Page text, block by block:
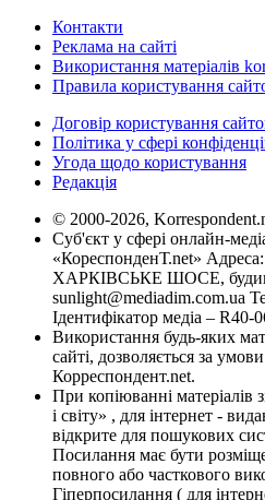
Контакти
Реклама на сайті
Використання матеріалів
Правила користування
Договір користування
Політика у сфері
Угода щодо користування
Редакція
© 2000-2026,
Суб'єкт у сфері онлайн-
«КореспонденТ.net»
ХАРКІВСЬКЕ ШОСЕ,
sunlight@mediadim.com.ua
Ідентифікатор медіа – R40-
Використання будь-яких
сайті, дозволяється за
Корреспондент.net.
При копіюванні матеріалів
і світу» , для інтернет -
відкрите для пошукових
Посилання має бути
повного або часткового
Гіперпосилання ( для